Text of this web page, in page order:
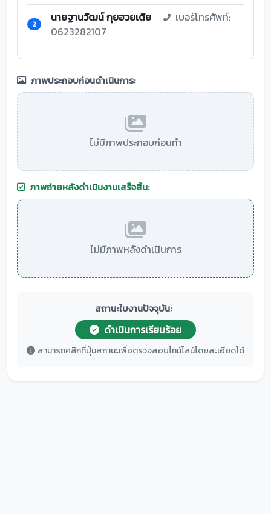
2 นายฐานวัฒน์ กุยฮวยเตีย
เบอร์โทรศัพท์:
0623282107
ภาพประกอบก่อนดำเนินการ:
ไม่มีภาพประกอบก่อนทำ
ภาพถ่ายหลังดำเนินงานเสร็จสิ้น:
ไม่มีภาพหลังดำเนินการ
สถานะใบงานปัจจุบัน:
ดำเนินการเรียบร้อย
สามารถคลิกที่ปุ่มสถานะเพื่อตรวจสอบไทม์ไลน์โดยละเอียดได้